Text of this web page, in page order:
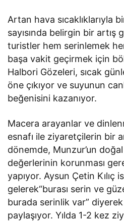
Artan hava sıcaklıklarıyla
sayısında belirgin bir artış
turistler hem serinlemek
başa vakit geçirmek için
Halbori Gözeleri, sıcak
öne çıkıyor ve suyunun
beğenisini kazanıyor.
Macera arayanlar ve
esnafı ile ziyaretçilerin bir
dönemde, Munzur’un
değerlerinin korunması
yapıyor. Aysun Çetin Kılıç
gelerek“burası serin ve
burada serinlik var”
paylaşıyor. Yılda 1-2 kez